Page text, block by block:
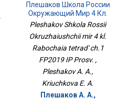
Плешаков Школа России
Окружающий Мир 4 Кл.
Рабочая Тетрадь Ч.1
Pleshakov Shkola Rossii
Okruzhaiushchii mir 4 kl.
Rabochaia tetrad' ch.1
FP2019 IP Prosv. ,
Pleshakov A. A.,
Kriuchkova E. A.
Плешаков А. А.,